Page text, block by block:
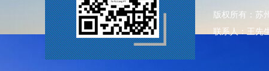
版权所有：苏
联系人：王先